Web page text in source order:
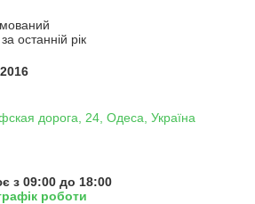
останній рік
дорога, 24, Одеса, Україна
з 09:00 до 18:00
роботи